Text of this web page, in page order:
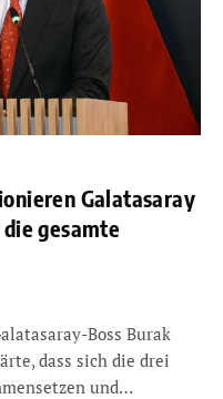
Galatasaray
gesamte
Boss Burak
dass sich die drei
und…